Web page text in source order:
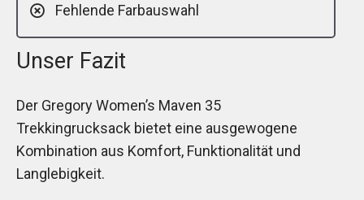
Fehlende Farbauswahl
Unser Fazit
Der Gregory Women’s Maven 35
Trekkingrucksack bietet eine ausgewogene
Kombination aus Komfort, Funktionalität und
Langlebigkeit.